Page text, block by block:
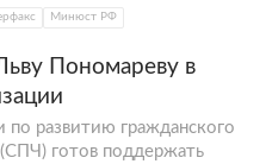
Минюст РФ
Пономареву в
по развитию гражданского
готов поддержать